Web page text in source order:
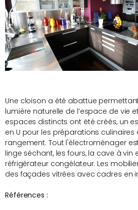
Une cloison a été abattue
lumière naturelle de l’espace de vie
espaces distincts ont été créés, un
en U pour les préparations culinaires
rangement. Tout l'électroménager
linge séchant, les fours, la cave à vin
réfrigérateur congélateur. Les
des façades vitrées avec cadres en
Références :